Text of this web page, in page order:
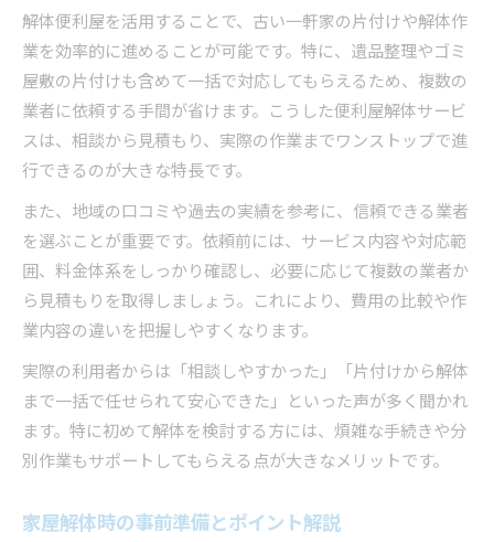
解体便利屋を活用することで、古い一軒家の片付けや解体作
業を効率的に進めることが可能です。特に、遺品整理やゴミ
屋敷の片付けも含めて一括で対応してもらえるため、複数の
業者に依頼する手間が省けます。こうした便利屋解体サービ
スは、相談から見積もり、実際の作業までワンストップで進
行できるのが大きな特長です。
また、地域の口コミや過去の実績を参考に、信頼できる業者
を選ぶことが重要です。依頼前には、サービス内容や対応範
囲、料金体系をしっかり確認し、必要に応じて複数の業者か
ら見積もりを取得しましょう。これにより、費用の比較や作
業内容の違いを把握しやすくなります。
実際の利用者からは「相談しやすかった」「片付けから解体
まで一括で任せられて安心できた」といった声が多く聞かれ
ます。特に初めて解体を検討する方には、煩雑な手続きや分
別作業もサポートしてもらえる点が大きなメリットです。
家屋解体時の事前準備とポイント解説